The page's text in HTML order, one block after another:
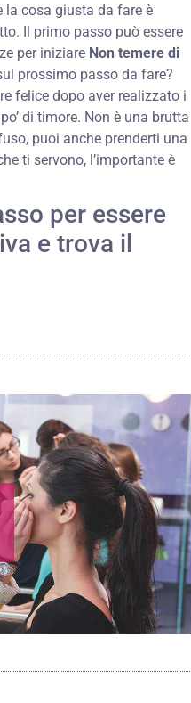
la cosa giusta da fare è
Il primo passo può essere
per iniziare Non temere di
prossimo passo da fare?
felice dopo aver realizzato i
di timore. Non è una brutta
puoi anche prenderti una
ti servono, l’importante è
per essere
e trova il